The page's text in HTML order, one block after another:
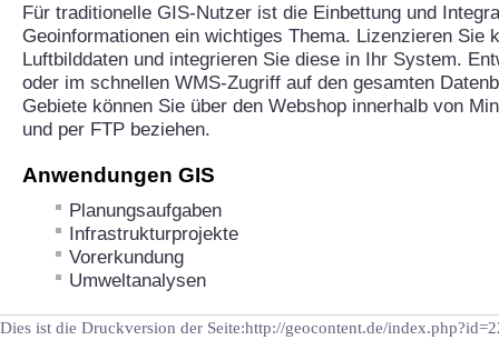
Für traditionelle GIS-Nutzer ist die Einbettung und
Geoinformationen ein wichtiges Thema. Lizenzieren Sie
Luftbilddaten und integrieren Sie diese in Ihr System.
oder im schnellen WMS-Zugriff auf den gesamten
Gebiete können Sie über den Webshop innerhalb von
und per FTP beziehen.
Anwendungen GIS
Planungsaufgaben
Infrastrukturprojekte
Vorerkundung
Umweltanalysen
Dies ist die Druckversion der Seite:http://geocontent.de/